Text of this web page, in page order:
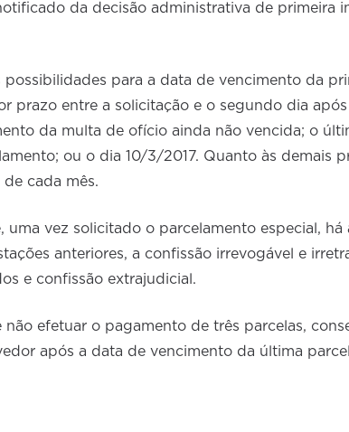
da decisão administrativa de primeira
possibilidades para a data de vencimento da
prazo entre a solicitação e o segundo dia
da multa de ofício ainda não vencida; o
ou o dia 10/3/2017. Quanto às demais
cada mês.
uma vez solicitado o parcelamento especial,
anteriores, a confissão irrevogável e
e confissão extrajudicial.
não efetuar o pagamento de três parcelas,
após a data de vencimento da última